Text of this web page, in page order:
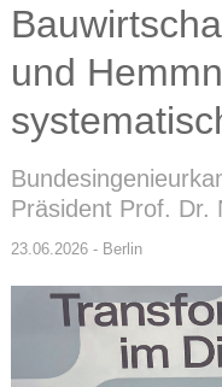
und
Präsident Prof. Dr.
23.06.2026 - Berlin